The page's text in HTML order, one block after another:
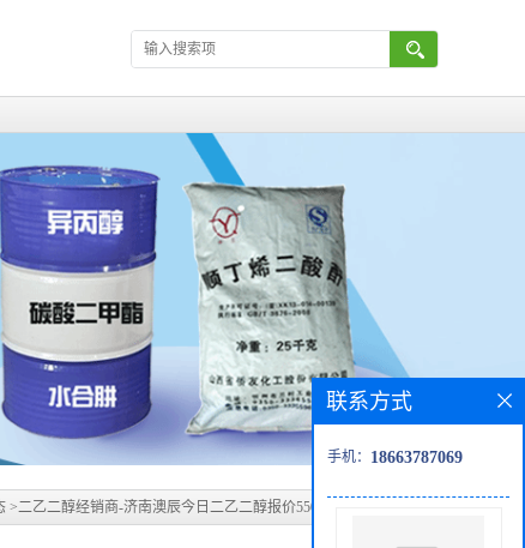
>二乙二醇经销商-济南澳辰今日二乙二醇报价5500，开始缓慢下行
联系方式
手机： 18663787069